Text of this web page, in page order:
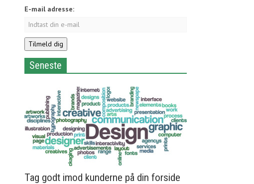
E-mail adresse:
Seneste
Tag godt imod kunderne på din forside